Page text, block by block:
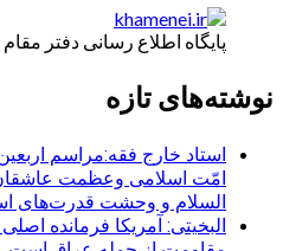
پایگاه اطلاع رسانی دفتر
نوشته‌های تازه
استاد خارج فقه:مراسم
امّت اسلامی وعظمت عاشقان
السلام و وحشت قدرت‌های
البخیتی: آمریکا فرمانده